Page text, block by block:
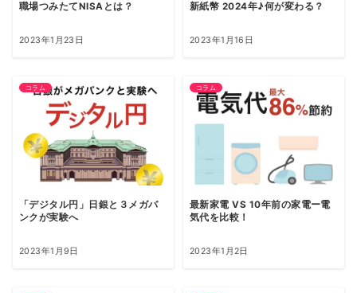
職場つみたてNISAとは？
2023年1月23日
新紙幣 2024年♪何が変わる？
2023年1月16日
コラム
「デジタル円」日銀と３メガバ
ンクが実験へ
2023年1月9日
コラム
最新家電 VS 10年前の家電ー電
気代を比較！
2023年1月2日